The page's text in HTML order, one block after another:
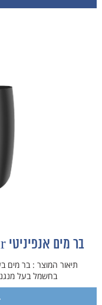
בר מים אנפיניטי Star
תיאור המוצר : בר מים
בחשמל בעל